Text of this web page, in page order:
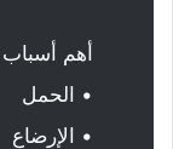
أهم
• الحمل
• الإرضاع